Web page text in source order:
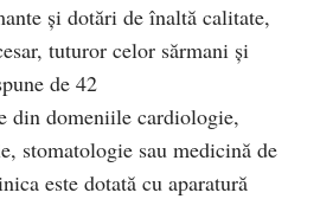
și dotări de înaltă calitate,
tuturor celor sărmani și
de 42
din domeniile cardiologie,
stomatologie sau medicină de
este dotată cu aparatură